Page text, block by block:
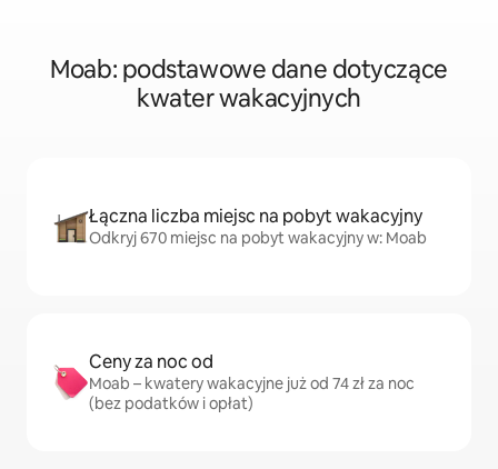
Moab: podstawowe dane dotyczące
kwater wakacyjnych
Łączna liczba miejsc na pobyt wakacyjny
Odkryj 670 miejsc na pobyt wakacyjny w: Moab
Ceny za noc od
Moab – kwatery wakacyjne już od 74 zł za noc
(bez podatków i opłat)